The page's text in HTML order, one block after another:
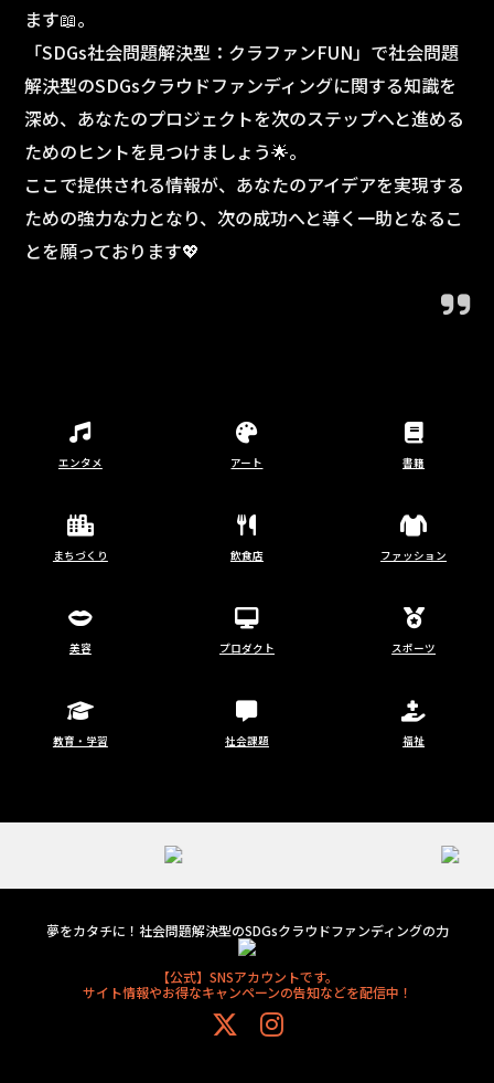
ます📖。
「SDGs社会問題解決型：クラファンFUN」で社会問題
解決型のSDGsクラウドファンディングに関する知識を
深め、あなたのプロジェクトを次のステップへと進める
ためのヒントを見つけましょう🌟。
ここで提供される情報が、あなたのアイデアを実現する
ための強力な力となり、次の成功へと導く一助となるこ
とを願っております💖
エンタメ アート 書籍
まちづくり 飲食店 ファッション
美容 プロダクト スポーツ
教育・学習 社会課題 福祉
夢をカタチに！社会問題解決型のSDGsクラウドファンディングの力
【公式】SNSアカウントです。
サイト情報やお得なキャンペーンの告知などを配信中！